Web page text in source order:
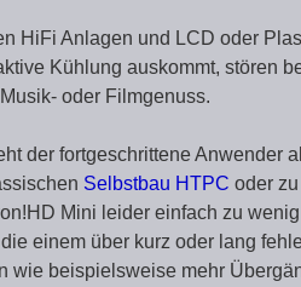
HiFi Anlagen und LCD oder
Kühlung auskommt, stören
oder Filmgenuss.
der fortgeschrittene Anwender
Selbstbau HTPC oder
Mini leider einfach zu wenig
einem über kurz oder lang
wie beispielsweise mehr